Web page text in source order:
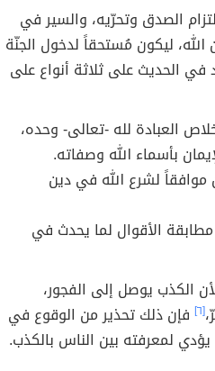
الصدق وتحرّيه، والسير في
ليكون مُستحقاً لدخول الجنّة
الحديث على ثلاثة أنواع على
العبادة لله -تعالى- وحده،
بأسماء الله وصفاته.
لشرع الله في دين
الأقوال لما يحدث في
الكذب يوصل إلى الفجور،
[٦]
فإن ذلك تحذير من الوقوع في
لمعرفته بين الناس بالكذب.